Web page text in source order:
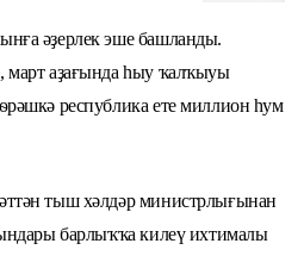
әҙерлек эше башланды.
март аҙағында һыу ҡалҡыуы
республика ете миллион һум
тыш хәлдәр министрлығынан
барлыҡҡа килеү ихтималы